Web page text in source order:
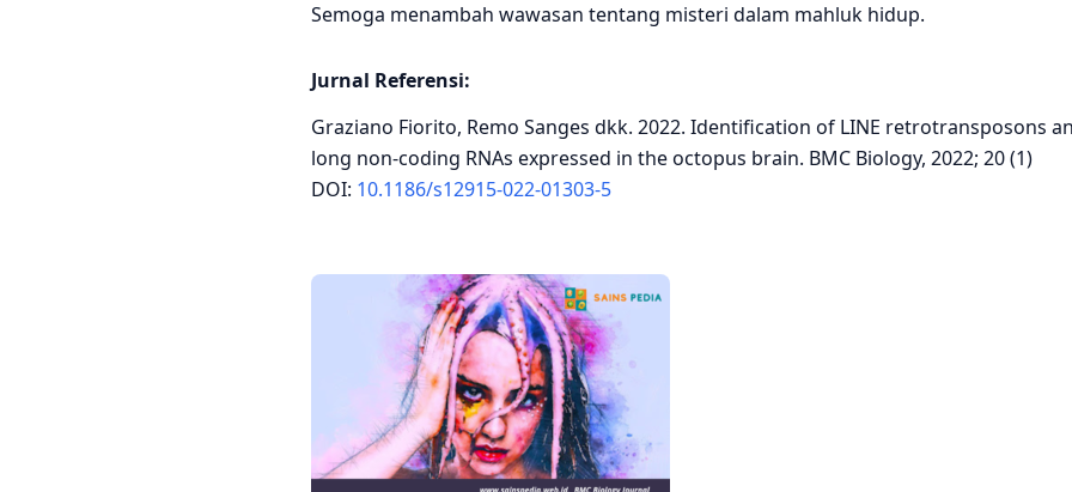
Semoga menambah wawasan tentang misteri dalam mahluk hidup.
Jurnal Referensi:
Graziano Fiorito, Remo Sanges dkk. 2022. Identification of LINE retrotransposons
long non-coding RNAs expressed in the octopus brain. BMC Biology, 2022; 20 (1)
DOI: 10.1186/s12915-022-01303-5